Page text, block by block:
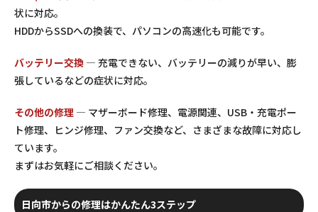
状に対応。
HDDからSSDへの換装で、パソコンの高速化も可能です。
バッテリー交換 — 充電できない、バッテリーの減りが早い、膨
張しているなどの症状に対応。
その他の修理 — マザーボード修理、電源関連、USB・充電ポー
ト修理、ヒンジ修理、ファン交換など、さまざまな故障に対応し
ています。
まずはお気軽にご相談ください。
日向市からの修理はかんたん3ステップ